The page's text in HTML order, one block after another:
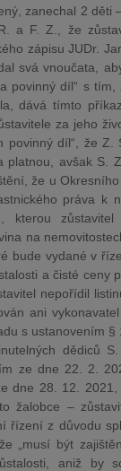
zanechal 2 děti
a F. Z., že
zápisu JUDr.
svá vnoučata,
povinný díl“ s
dává tímto
za jeho
povinný díl“, že
avšak S.
že u
práva k
kterou
na
bude vydané v
a čisté ceny
nepořídil
ani
s ustanovením
dědiců
ze dne 22. 2.
dne 28. 12.
žalobce –
řízení z důvodu
„musí být
aniž by